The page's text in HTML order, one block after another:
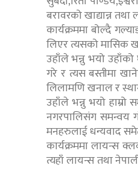
बरावरको खाद्यान्न
कार्यक्रममा बोल्दै
लिएर त्यसको मासिक
उहाँले भन्नु भयो
गरे र त्यस बस्तीमा
लिलामणि खनाल र
उहाँले भन्नु भयो
नगरपालिसंग समन्वय
मनहरुलाई धन्यवाद
कार्यक्रममा लायन्स
त्यहाँ लायन्स तथा